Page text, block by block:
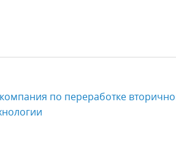
безопасность
по переработке